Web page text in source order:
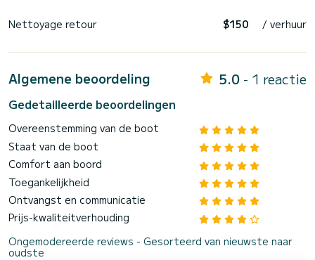
Nettoyage retour $150 / verhuur
Algemene beoordeling 5.0 - 1 reactie
Gedetailleerde beoordelingen
Overeenstemming van de boot
Staat van de boot
Comfort aan boord
Toegankelijkheid
Ontvangst en communicatie
Prijs-kwaliteitverhouding
Ongemodereerde reviews - Gesorteerd van nieuwste naar
oudste